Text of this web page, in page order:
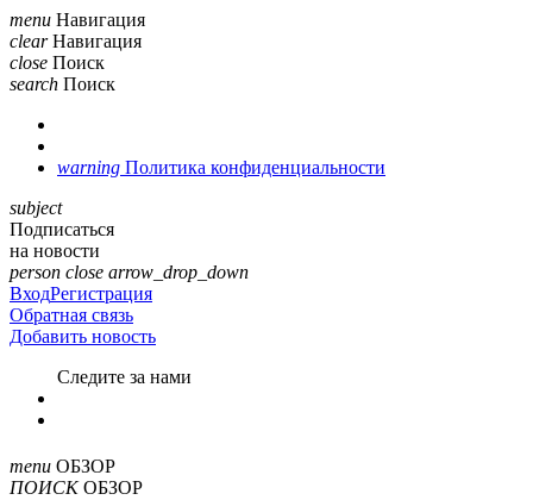
menu Навигация
clear Навигация
close Поиск
search Поиск
warning Политика конфиденциальности
subject
Подписаться
на новости
person close arrow_drop_down
ВходРегистрация
Обратная связь
Добавить новость
Cледите за нами
menu ОБЗОР
ПОИСК ОБЗОР